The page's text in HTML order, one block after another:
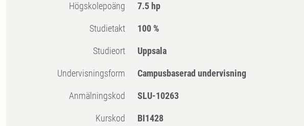
högskolepoäng 7.5 hp
Studietakt 100 %
Studieort Uppsala
Undervisningsform Campusbaserad undervisning
Anmälningskod SLU-10263
Kurskod BI1428